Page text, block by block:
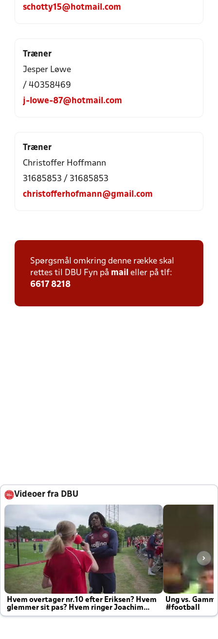
schotty15@hotmail.com
Træner
Jesper Løwe
/ 40358469
j-lowe-87@hotmail.com
Træner
Christoffer Hoffmann
31685853 / 31685853
christofferhofmann@gmail.com
Spørgsmål omkring denne række skal
rettes til DBU Fyn på mail eller på tlf:
6617 8218
Videoer fra DBU
Hvem overtager nr.10 efter Eriksen? Hvem
glemmer sit pas? Hvem ringer Joachim
altid til efter kampe?
Ung vs.
#football